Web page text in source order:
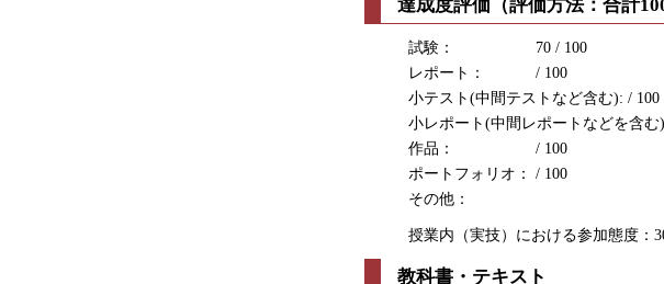
達成度評価（評価方法：合計
試験： 70 / 100
レポート： / 100
小テスト(中間テストなど含む): / 100
小レポート(中間レポートなどを含む
作品： / 100
ポートフォリオ： / 100
その他：
授業内（実技）における参加態度：
教科書・テキスト